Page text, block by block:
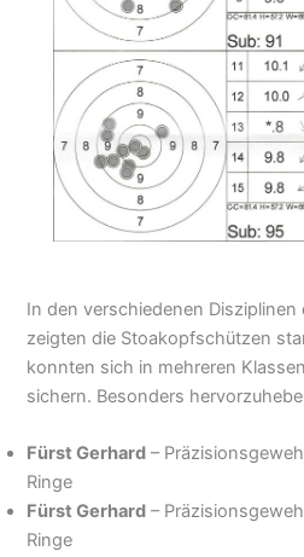
In den verschiedenen
zeigten die Stoakopfschützen
konnten sich in mehreren
sichern. Besonders
Fürst Gerhard –
Ringe
Fürst Gerhard –
Ringe